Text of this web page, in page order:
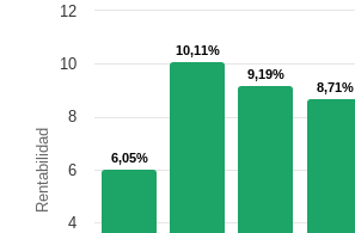
Rentabilidad 6,05%
6,05%
10,11%
10,11%
9,19%
9,19%
8,71%
8,71%
4
6
8
10
12